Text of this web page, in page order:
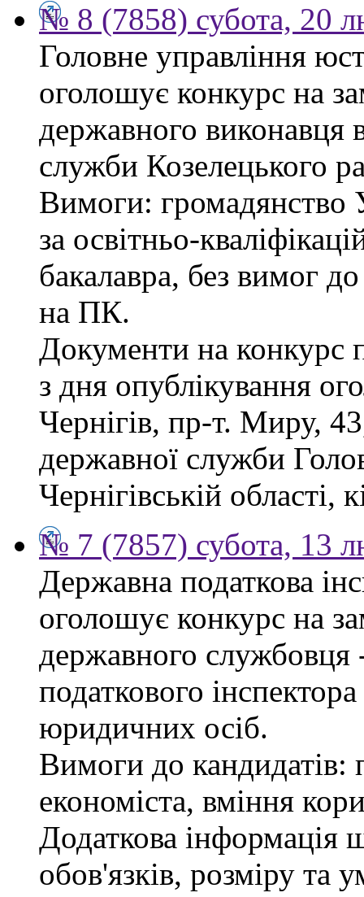
№ 8 (7858) субота, 20
Головне управління
оголошує конкурс на
державного виконавця
служби Козелецького
Вимоги: громадянство
за освітньо-
бакалавра, без вимог
на ПК.
Документи на конкурс
з дня опублікування
Чернігів, пр-т. Миру,
державної служби
Чернігівській
№ 7 (7857) субота, 13
Державна податкова
оголошує конкурс на
державного
податкового
юридичних осіб.
Вимоги до кандидатів:
економіста, вміння
Додаткова інформація
обов'язків, розміру та